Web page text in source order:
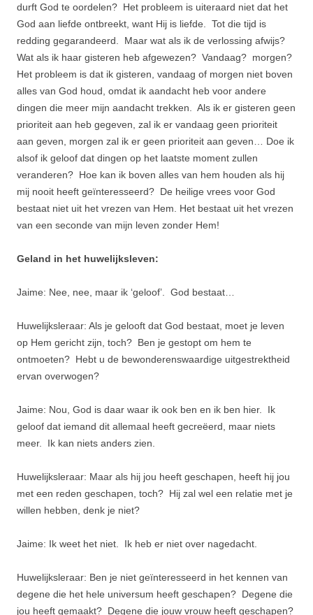
durft God te oordelen? Het probleem is uiteraard niet dat het
God aan liefde ontbreekt, want Hij is liefde. Tot die tijd is
redding gegarandeerd. Maar wat als ik de verlossing afwijs?
Wat als ik haar gisteren heb afgewezen? Vandaag? morgen?
Het probleem is dat ik gisteren, vandaag of morgen niet boven
alles van God houd, omdat ik aandacht heb voor andere
dingen die meer mijn aandacht trekken. Als ik er gisteren geen
prioriteit aan heb gegeven, zal ik er vandaag geen prioriteit
aan geven, morgen zal ik er geen prioriteit aan geven… Doe ik
alsof ik geloof dat dingen op het laatste moment zullen
veranderen? Hoe kan ik boven alles van hem houden als hij
mij nooit heeft geïnteresseerd? De heilige vrees voor God
bestaat niet uit het vrezen van Hem. Het bestaat uit het vrezen
van een seconde van mijn leven zonder Hem!
Geland in het huwelijksleven:
Jaime: Nee, nee, maar ik ‘geloof’. God bestaat…
Huwelijksleraar: Als je gelooft dat God bestaat, moet je leven
op Hem gericht zijn, toch? Ben je gestopt om hem te
ontmoeten? Hebt u de bewonderenswaardige uitgestrektheid
ervan overwogen?
Jaime: Nou, God is daar waar ik ook ben en ik ben hier. Ik
geloof dat iemand dit allemaal heeft gecreëerd, maar niets
meer. Ik kan niets anders zien.
Huwelijksleraar: Maar als hij jou heeft geschapen, heeft hij jou
met een reden geschapen, toch? Hij zal wel een relatie met je
willen hebben, denk je niet?
Jaime: Ik weet het niet. Ik heb er niet over nagedacht.
Huwelijksleraar: Ben je niet geïnteresseerd in het kennen van
degene die het hele universum heeft geschapen? Degene die
jou heeft gemaakt? Degene die jouw vrouw heeft geschapen?